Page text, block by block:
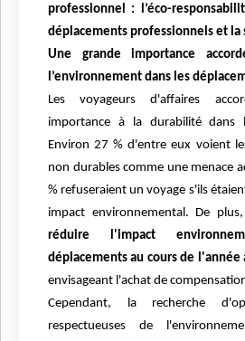
professionnel : l’éco-
déplacements professionnels et la
Une grande importance
l’environnement dans les
Les voyageurs d'affaires
importance à la durabilité dans
Environ 27 % d'entre eux voient
non durables comme une menace
% refuseraient un voyage s'ils
impact environnemental. De
réduire l'impact
déplacements au cours de l'année
envisageant l'achat de
Cependant, la recherche
respectueuses de